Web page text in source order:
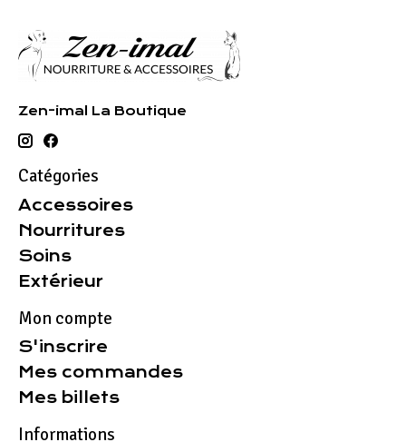
Zen-imal La Boutique
Catégories
Accessoires
Nourritures
Soins
Extérieur
Mon compte
S'inscrire
Mes commandes
Mes billets
Informations